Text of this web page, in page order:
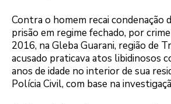
Contra o homem recai condenação
prisão em regime fechado, por
2016, na Gleba Guarani, região de
acusado praticava atos libidinosos
anos de idade no interior de sua
Polícia Civil, com base na